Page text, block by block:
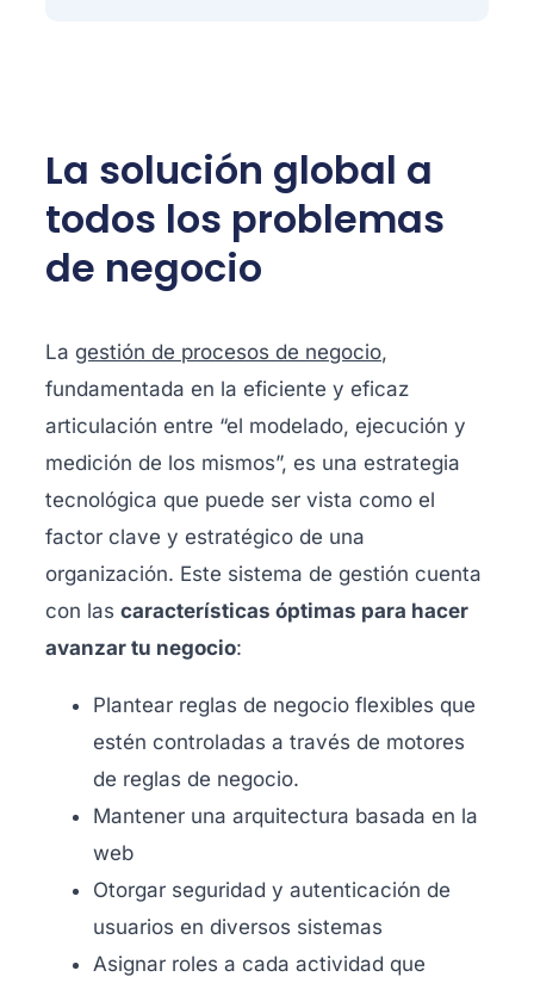
La solución global a
todos los problemas
de negocio
La gestión de procesos de negocio,
fundamentada en la eficiente y eficaz
articulación entre “el modelado, ejecución y
medición de los mismos”, es una estrategia
tecnológica que puede ser vista como el
factor clave y estratégico de una
organización. Este sistema de gestión cuenta
con las características óptimas para hacer
avanzar tu negocio:
Plantear reglas de negocio flexibles que
estén controladas a través de motores
de reglas de negocio.
Mantener una arquitectura basada en la
web
Otorgar seguridad y autenticación de
usuarios en diversos sistemas
Asignar roles a cada actividad que